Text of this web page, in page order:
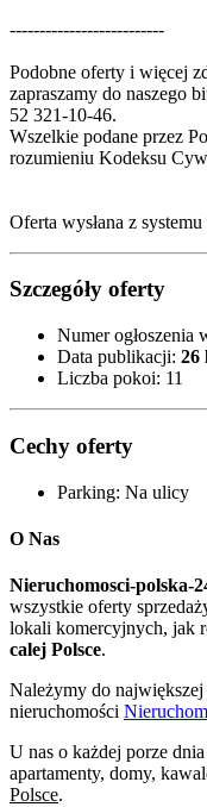
--------------------------
Podobne oferty i więcej
zapraszamy do naszego
52 321-10-46.
Wszelkie podane przez
rozumieniu Kodeksu
Oferta wysłana z
Szczegóły oferty
Numer ogłoszenia
Data publikacji: 26
Liczba pokoi: 11
Cechy oferty
Parking: Na ulicy
O Nas
Nieruchomosci-polska-
wszystkie oferty
lokali komercyjnych, jak
calej Polsce.
Należymy do
nieruchomości
U nas o każdej porze
apartamenty, domy,
Polsce.